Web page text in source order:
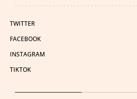
TWITTER
FACEBOOK
INSTAGRAM
TIKTOK